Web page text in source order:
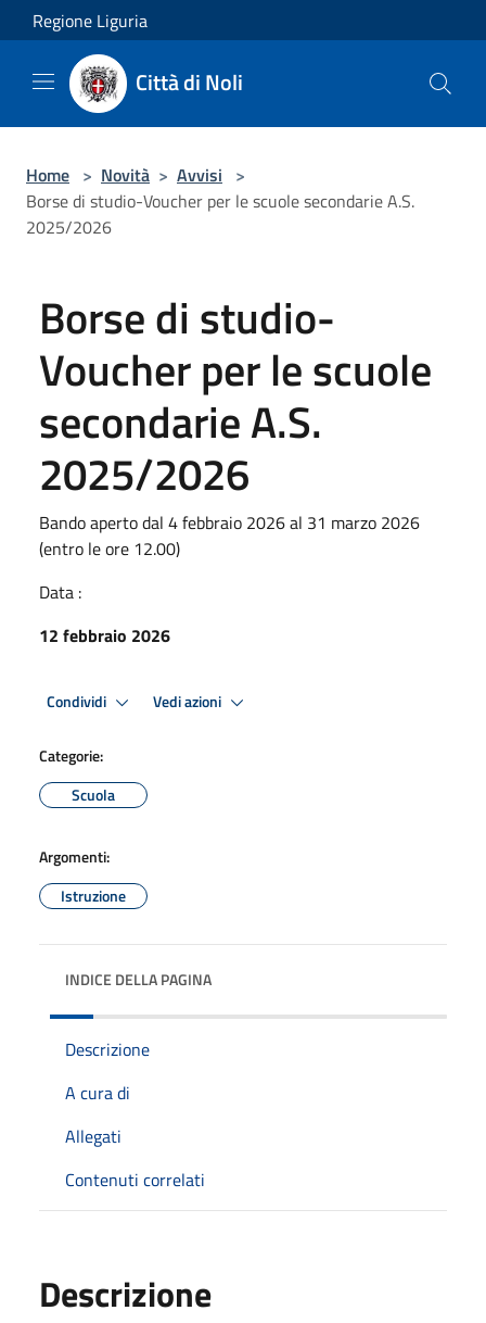
Salta al contenuto principale
Regione Liguria
Città di Noli
Home > Novità > Avvisi >
Borse di studio-Voucher per le scuole secondarie A.S.
2025/2026
Borse di studio-
Voucher per le scuole
secondarie A.S.
2025/2026
Bando aperto dal 4 febbraio 2026 al 31 marzo 2026
(entro le ore 12.00)
Data :
12 febbraio 2026
Condividi Vedi azioni
Categorie:
Scuola
Argomenti:
Istruzione
INDICE DELLA PAGINA
Descrizione
A cura di
Allegati
Contenuti correlati
Descrizione